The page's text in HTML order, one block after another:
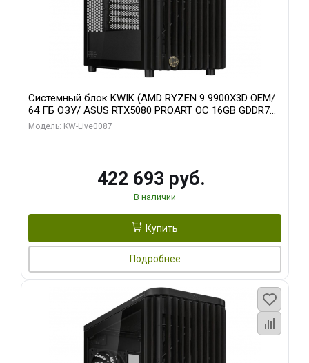
Системный блок KWIK (AMD RYZEN 9 9900X3D OEM/
64 ГБ ОЗУ/ ASUS RTX5080 PROART OC 16GB GDDR7
256bit Type-C DP 2/ 1 ТБ SSD)
Модель: KW-Live0087
422 693 руб.
В наличии
Купить
Подробнее